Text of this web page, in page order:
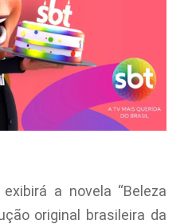
a novela “Beleza
original brasileira da